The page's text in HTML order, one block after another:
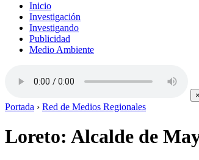
Inicio
Investigación
Investigando
Publicidad
Medio Ambiente
×
Portada › Red de Medios Regionales
Loreto: Alcalde de